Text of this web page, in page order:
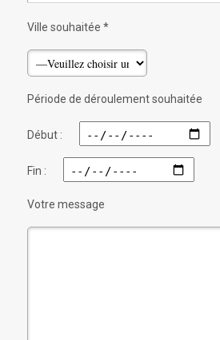
Ville souhaitée *
Période de déroulement souhaitée
Début :
Fin :
Votre message